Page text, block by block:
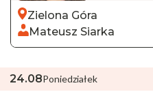
Zielona Góra
Mateusz Siarka
Poniedziałek
24.08